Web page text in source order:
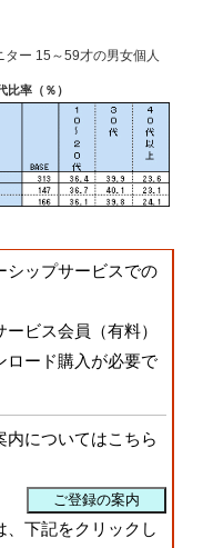
ー 15～59才の男女個人
比率（％）
ップサービスでの
ビス会員（有料）
ロード購入が必要で
内についてはこちら
、下記をクリックし